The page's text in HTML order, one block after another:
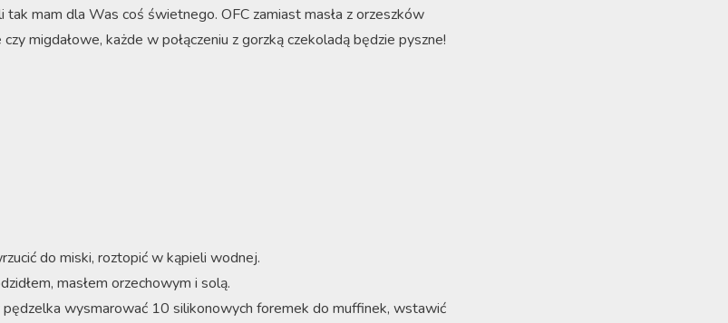
tak mam dla Was coś świetnego. OFC zamiast masła z orzeszków
migdałowe, każde w połączeniu z gorzką czekoladą będzie pyszne!
do miski, roztopić w kąpieli wodnej.
masłem orzechowym i solą.
wysmarować 10 silikonowych foremek do muffinek, wstawić